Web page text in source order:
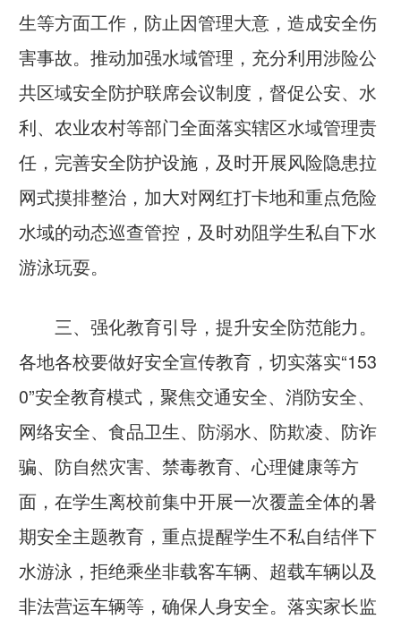
生等方面工作，防止因管理大意，造成安全伤
害事故。推动加强水域管理，充分利用涉险公
共区域安全防护联席会议制度，督促公安、水
利、农业农村等部门全面落实辖区水域管理责
任，完善安全防护设施，及时开展风险隐患拉
网式摸排整治，加大对网红打卡地和重点危险
水域的动态巡查管控，及时劝阻学生私自下水
游泳玩耍。
三、强化教育引导，提升安全防范能力。
各地各校要做好安全宣传教育，切实落实“153
0”安全教育模式，聚焦交通安全、消防安全、
网络安全、食品卫生、防溺水、防欺凌、防诈
骗、防自然灾害、禁毒教育、心理健康等方
面，在学生离校前集中开展一次覆盖全体的暑
期安全主题教育，重点提醒学生不私自结伴下
水游泳，拒绝乘坐非载客车辆、超载车辆以及
非法营运车辆等，确保人身安全。落实家长监